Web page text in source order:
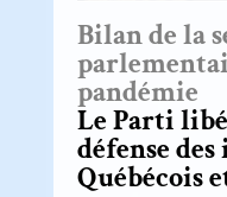
Bilan de la
pandémie
Le Parti
défense
Québécois